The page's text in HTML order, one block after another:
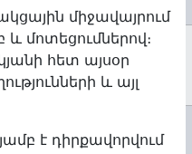
միջավայրում
մոտեցումներով։
հետ այսօր
և այլ
է դիրքավորվում